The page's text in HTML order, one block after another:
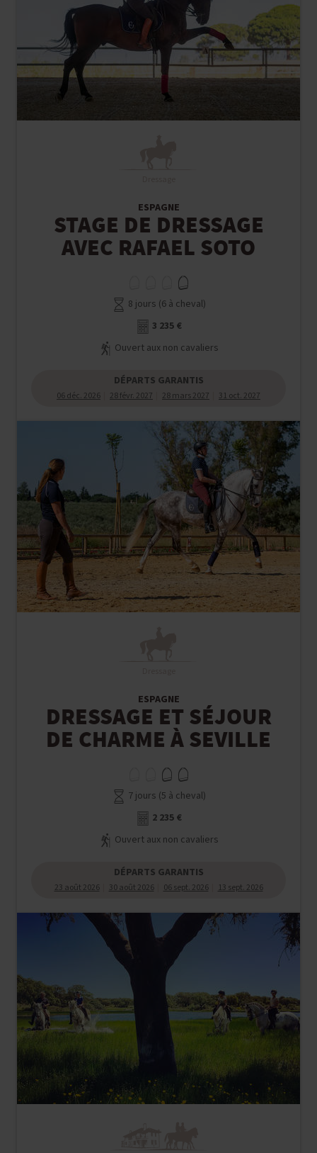
ESPAGNE
STAGE DE DRESSAGE
AVEC RAFAEL SOTO
8 jours (6 à cheval)
3 235 €
Ouvert aux non cavaliers
DÉPARTS GARANTIS
06 déc. 2026 28 févr. 2027 28 mars 2027 31 oct. 2027
ESPAGNE
DRESSAGE ET SÉJOUR
DE CHARME À SEVILLE
7 jours (5 à cheval)
2 235 €
Ouvert aux non cavaliers
DÉPARTS GARANTIS
23 août 2026 30 août 2026 06 sept. 2026 13 sept. 2026